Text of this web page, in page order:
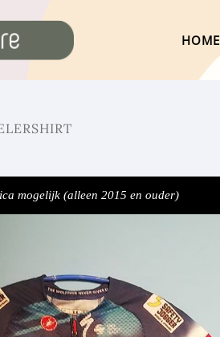
HOME
mogelijk (alleen 2015 en ouder)